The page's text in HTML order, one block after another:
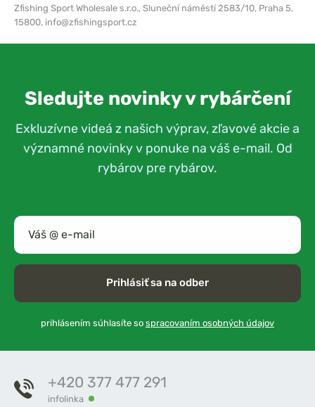
Zfishing Sport Wholesale s.r.o., Sluneční náměstí 2583/10, Praha 5,
15800, info@zfishingsport.cz
Sledujte novinky v rybárčení
Exkluzívne videá z našich výprav, zľavové akcie a
významné novinky v ponuke na váš e-mail. Od
rybárov pre rybárov.
Prihlásiť sa na odber
prihlásením súhlasíte so spracovaním osobných údajov
+420 377 477 291
infolinka